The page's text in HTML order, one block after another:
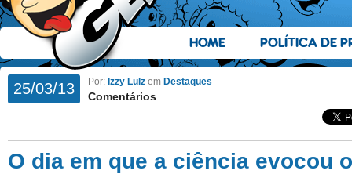
HOME POLÍTICA DE
25/03/13 Por: Izzy Lulz em Destaques
Comentários
O dia em que a ciência evocou